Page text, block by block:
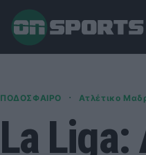
ΠΟΔΟΣΦΑΙΡΟ · Ατλέτικο
La Liga: